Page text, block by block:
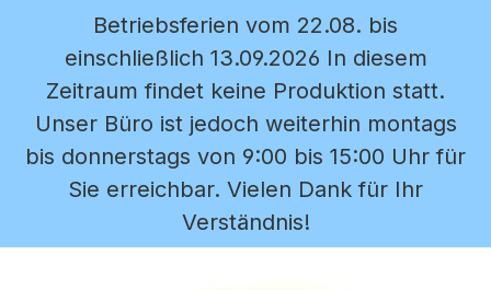
Zum Hauptinhalt springen
Betriebsferien vom 22.08. bis
einschließlich 13.09.2026 In diesem
Zeitraum findet keine Produktion statt.
Unser Büro ist jedoch weiterhin montags
bis donnerstags von 9:00 bis 15:00 Uhr für
Sie erreichbar. Vielen Dank für Ihr
Verständnis!